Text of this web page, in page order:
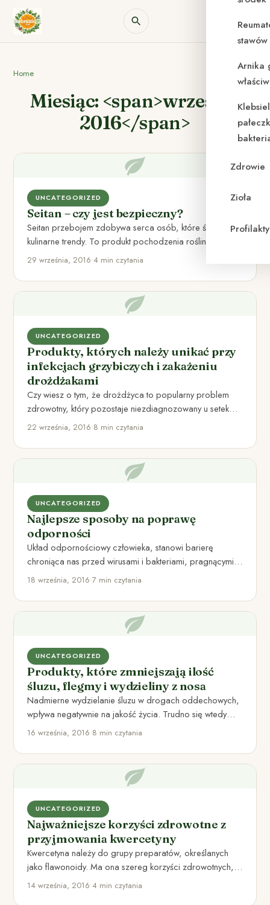
Arnika
Zdrowie
Zioła
Home
Miesiąc: <span>wrzesień
2016</span>
UNCATEGORIZED
Seitan – czy jest bezpieczny?
Seitan przebojem zdobywa serca osób, które śledzą
kulinarne trendy. To produkt pochodzenia roślinnego,
który początkowo był wybierany szczególnie…
29 września, 2016•4 min czytania
UNCATEGORIZED
Produkty, których należy unikać przy
infekcjach grzybiczych i zakażeniu
drożdżakami
Czy wiesz o tym, że drożdżyca to popularny problem
zdrowotny, który pozostaje niezdiagnozowany u setek
ludzi? Chorobotwórcze grzyby…
22 września, 2016•8 min czytania
UNCATEGORIZED
Najlepsze sposoby na poprawę
odporności
Układ odpornościowy człowieka, stanowi barierę
chroniąca nas przed wirusami i bakteriami, pragnącymi
zadomowić się w naszym organizmie. Każdego…
18 września, 2016•7 min czytania
UNCATEGORIZED
Produkty, które zmniejszają ilość
śluzu, flegmy i wydzieliny z nosa
Nadmierne wydzielanie śluzu w drogach oddechowych,
wpływa negatywnie na jakość życia. Trudno się wtedy
rozstać z chusteczkami i…
16 września, 2016•8 min czytania
UNCATEGORIZED
Najważniejsze korzyści zdrowotne z
przyjmowania kwercetyny
Kwercetyna należy do grupy preparatów, określanych
jako flawonoidy. Ma ona szereg korzyści zdrowotnych,
dlatego chciałbym wam bliżej przedstawić,…
14 września, 2016•4 min czytania